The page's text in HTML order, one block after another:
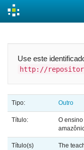
Use este
http://
Tipo: Outro
Título:
O
Título(s)
The